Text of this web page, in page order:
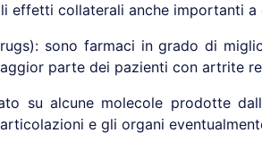
collaterali anche importanti a
sono farmaci in grado di
parte dei pazienti con artrite
su alcune molecole prodotte
e gli organi